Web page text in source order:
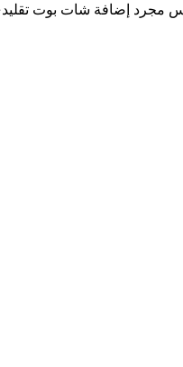
مجرد إضافة شات بوت